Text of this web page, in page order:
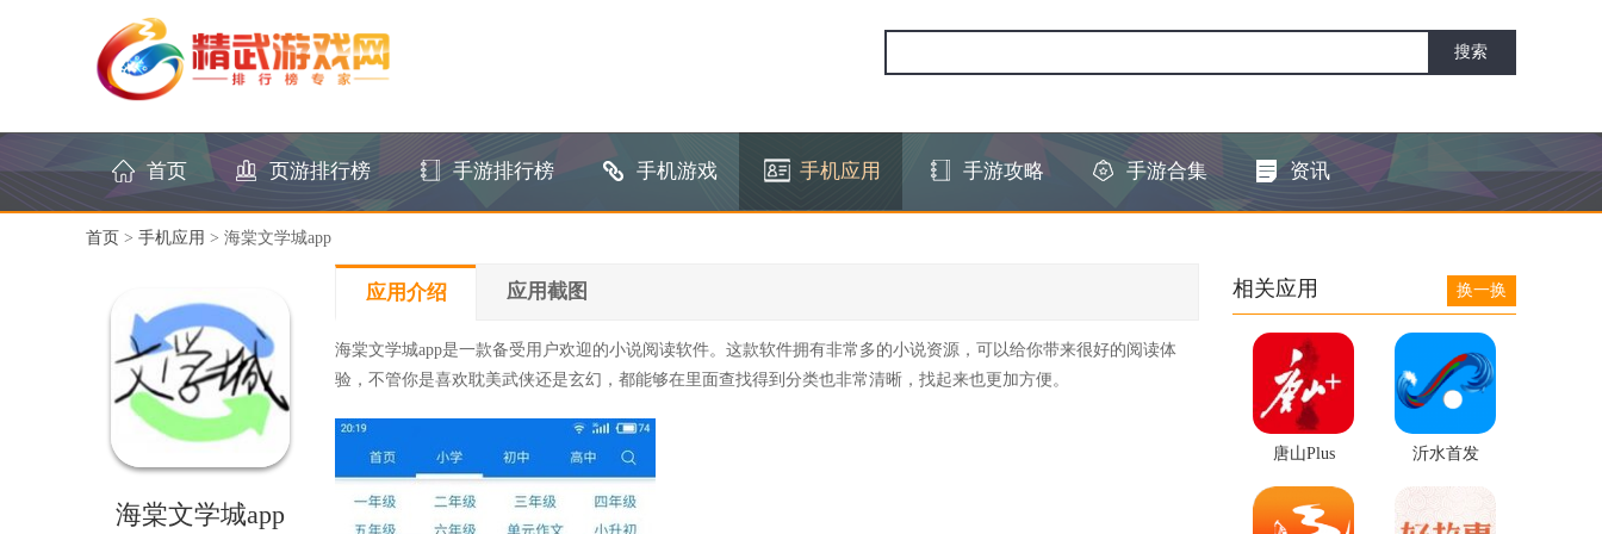
首页 页游排行榜 手游排行榜 手机游戏 手机应用 手游攻略 手游合集 资讯
首页 > 手机应用 > 海棠文学城app
海棠文学城app
应用介绍 应用截图
海棠文学城app是一款备受用户欢迎的小说阅读软件。这款软件拥有非常多的小说资源，可以给你带来很好的阅读体
验，不管你是喜欢耽美武侠还是玄幻，都能够在里面查找得到分类也非常清晰，找起来也更加方便。
相关应用 换一换
唐山Plus 沂水首发